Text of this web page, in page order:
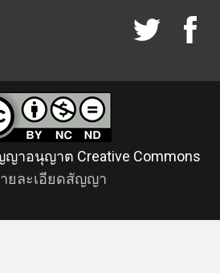
าอนุญาต Creative Commons
ยละเอียดสัญญา